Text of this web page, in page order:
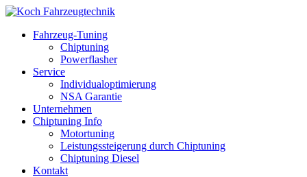
Fahrzeug-Tuning
Chiptuning
Powerflasher
Service
Individualoptimierung
NSA Garantie
Unternehmen
Chiptuning Info
Motortuning
Leistungssteigerung durch Chiptuning
Chiptuning Diesel
Kontakt